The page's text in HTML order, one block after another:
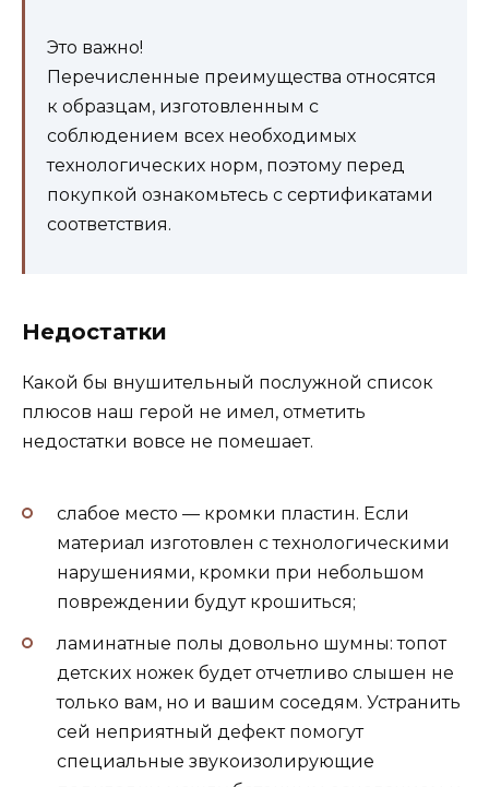
Это важно!
Перечисленные преимущества относятся
к образцам, изготовленным с
соблюдением всех необходимых
технологических норм, поэтому перед
покупкой ознакомьтесь с сертификатами
соответствия.
Недостатки
Какой бы внушительный послужной список
плюсов наш герой не имел, отметить
недостатки вовсе не помешает.
слабое место — кромки пластин. Если
материал изготовлен с технологическими
нарушениями, кромки при небольшом
повреждении будут крошиться;
ламинатные полы довольно шумны: топот
детских ножек будет отчетливо слышен не
только вам, но и вашим соседям. Устранить
сей неприятный дефект помогут
специальные звукоизолирующие